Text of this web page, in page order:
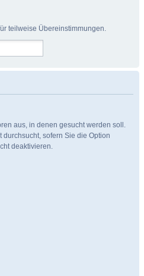
teilweise Übereinstimmungen.
aus, in denen gesucht werden soll.
sofern Sie die Option
deaktivieren.